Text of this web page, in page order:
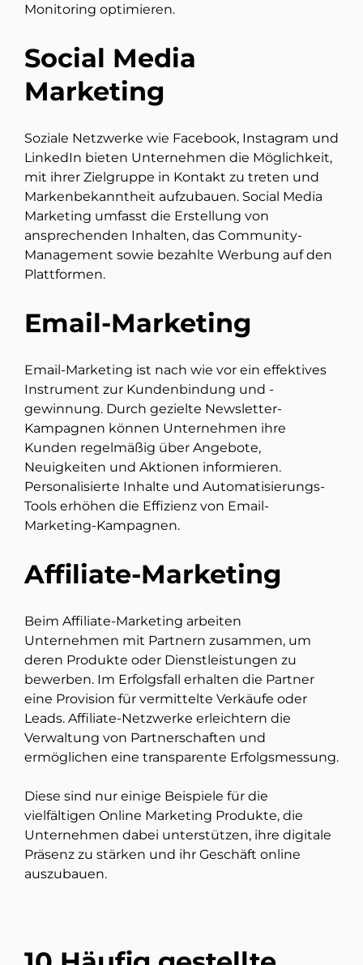
Monitoring optimieren.
Social Media
Marketing
Soziale Netzwerke wie Facebook, Instagram und
LinkedIn bieten Unternehmen die Möglichkeit,
mit ihrer Zielgruppe in Kontakt zu treten und
Markenbekanntheit aufzubauen. Social Media
Marketing umfasst die Erstellung von
ansprechenden Inhalten, das Community-
Management sowie bezahlte Werbung auf den
Plattformen.
Email-Marketing
Email-Marketing ist nach wie vor ein effektives
Instrument zur Kundenbindung und -
gewinnung. Durch gezielte Newsletter-
Kampagnen können Unternehmen ihre
Kunden regelmäßig über Angebote,
Neuigkeiten und Aktionen informieren.
Personalisierte Inhalte und Automatisierungs-
Tools erhöhen die Effizienz von Email-
Marketing-Kampagnen.
Affiliate-Marketing
Beim Affiliate-Marketing arbeiten
Unternehmen mit Partnern zusammen, um
deren Produkte oder Dienstleistungen zu
bewerben. Im Erfolgsfall erhalten die Partner
eine Provision für vermittelte Verkäufe oder
Leads. Affiliate-Netzwerke erleichtern die
Verwaltung von Partnerschaften und
ermöglichen eine transparente Erfolgsmessung.
Diese sind nur einige Beispiele für die
vielfältigen Online Marketing Produkte, die
Unternehmen dabei unterstützen, ihre digitale
Präsenz zu stärken und ihr Geschäft online
auszubauen.